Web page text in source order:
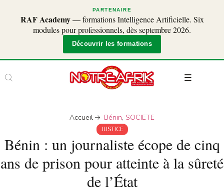
PARTENAIRE
RAF Academy— formations Intelligence Artificielle. Six
modules pour professionnels, dès septembre 2026.
Découvrir les formations
Accueil Bénin, SOCIETE
JUSTICE
Bénin : un journaliste écope de cinq
ans de prison pour atteinte à la sûreté
de l’État